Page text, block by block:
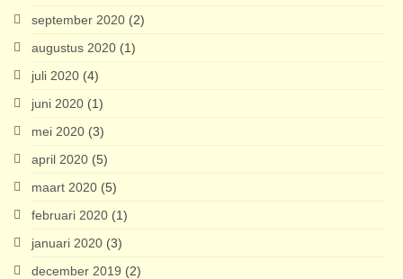
september 2020 (2)
augustus 2020 (1)
juli 2020 (4)
juni 2020 (1)
mei 2020 (3)
april 2020 (5)
maart 2020 (5)
februari 2020 (1)
januari 2020 (3)
december 2019 (2)